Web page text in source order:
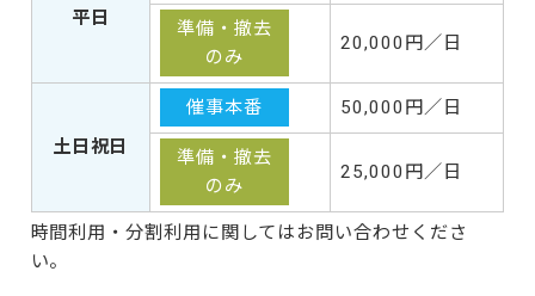
平日
準備・撤去
のみ
20,000円／日
土日祝日
催事本番 50,000円／日
準備・撤去
のみ
25,000円／日
時間利用・分割利用に関してはお問い合わせくださ
い。